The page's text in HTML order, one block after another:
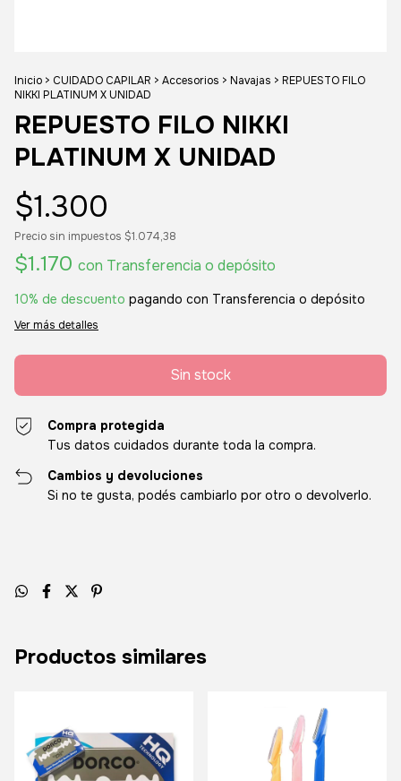
Inicio > CUIDADO CAPILAR > Accesorios > Navajas > REPUESTO FILO
NIKKI PLATINUM X UNIDAD
REPUESTO FILO NIKKI
PLATINUM X UNIDAD
$1.300
Precio sin impuestos $1.074,38
$1.170 con Transferencia o depósito
10% de descuento pagando con Transferencia o depósito
Ver más detalles
Compra protegida
Tus datos cuidados durante toda la compra.
Cambios y devoluciones
Si no te gusta, podés cambiarlo por otro o devolverlo.
Productos similares